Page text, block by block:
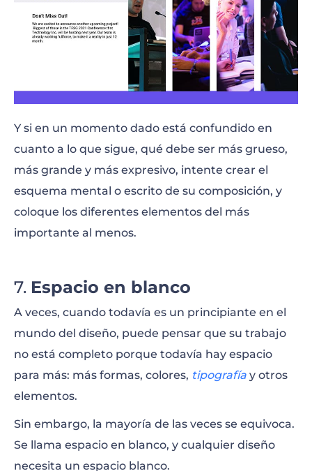
Y si en un momento dado está confundido en
cuanto a lo que sigue, qué debe ser más grueso,
más grande y más expresivo, intente crear el
esquema mental o escrito de su composición, y
coloque los diferentes elementos del más
importante al menos.
Espacio en blanco
A veces, cuando todavía es un principiante en el
mundo del diseño, puede pensar que su trabajo
no está completo porque todavía hay espacio
para más: más formas, colores, tipografía y otros
elementos.
Sin embargo, la mayoría de las veces se equivoca.
Se llama espacio en blanco, y cualquier diseño
necesita un espacio blanco.